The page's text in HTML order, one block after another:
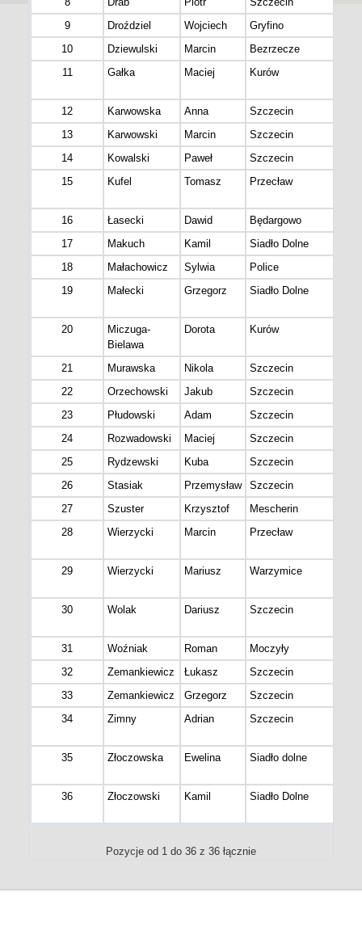
9
Droździel Wojciech
Gryfino
10
Dziewulski Marcin
Bezrzecze
11
Gałka Maciej Kurów
12
Karwowska Anna
Szczecin
13
Karwowski Marcin
Szczecin
14
Kowalski Paweł
Szczecin
15
Kufel Tomasz Przecław
16
Łasecki Dawid
Będargowo
17
Makuch Kamil
Siadło Dolne
18
Małachowicz Sylwia
Police
19
Małecki Grzegorz Siadło Dolne
20
Miczuga-
Bielawa
Dorota Kurów
21 Murawska Nikola
Szczecin
22
Orzechowski Jakub
Szczecin
23
Płudowski Adam
Szczecin
24
Rozwadowski Maciej
Szczecin
25
Rydzewski Kuba
Szczecin
26
Stasiak Przemysław
Szczecin
27
Szuster Krzysztof
Mescherin
28
Wierzycki Marcin Przecław
29
Wierzycki Mariusz Warzymice
30
Wolak Dariusz Szczecin
31
Woźniak Roman
Moczyły
32
Zemankiewicz Łukasz
Szczecin
33
Zemankiewicz Grzegorz
Szczecin
34
Zimny Adrian Szczecin
35
Złoczowska Ewelina Siadło dolne
36
Złoczowski Kamil Siadło Dolne
Pozycje od 1 do 36 z 36 łącznie